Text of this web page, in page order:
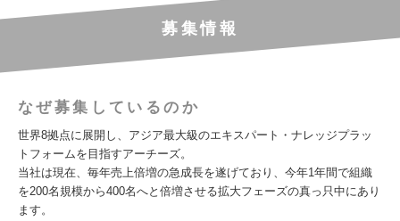
募集情報
なぜ募集しているのか
世界8拠点に展開し、アジア最大級のエキスパート・ナレッジプラッ
トフォームを目指すアーチーズ。
当社は現在、毎年売上倍増の急成長を遂げており、今年1年間で組織
を200名規模から400名へと倍増させる拡大フェーズの真っ只中にあり
ます。